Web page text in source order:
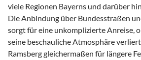
viele Regionen Bayerns und darüber
Die Anbindung über Bundesstraßen
sorgt für eine unkomplizierte Anreise,
seine beschauliche Atmosphäre
Ramsberg gleichermaßen für längere